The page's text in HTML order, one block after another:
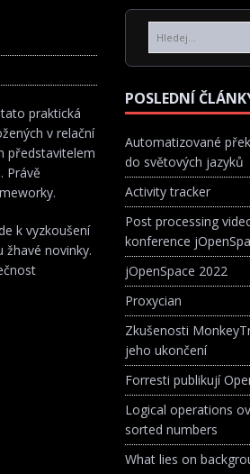
praktická
v relační
představitelem
Právě
k vyzkoušení
žhavé novinky.
POSLEDNÍ
Automatizované
do světových jazyků
Activity tracker
Post processing
konference
jOpenSpace 2022
Proxycian
Zkušenosti
jeho ukončení
Forresti publikují
Logical operations
sorted numbers
What lies on